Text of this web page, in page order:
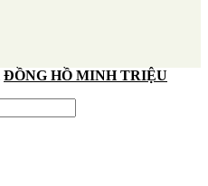
ĐỒNG HỒ MINH TRIỆU